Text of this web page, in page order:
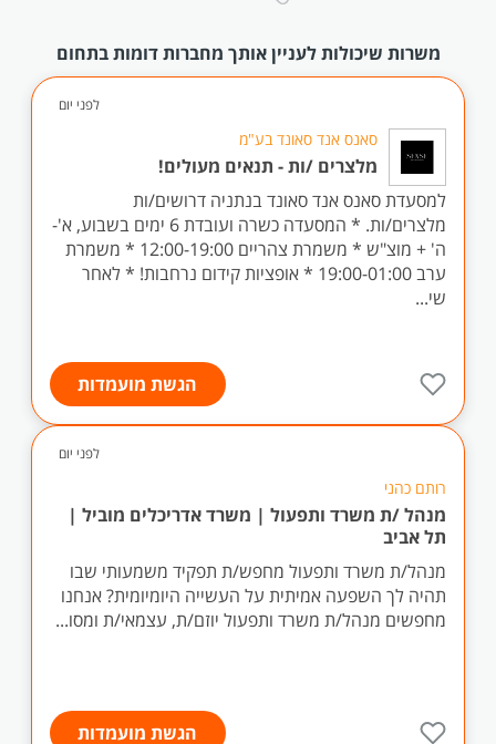
משרות שיכולות לעניין אותך מחברות דומות בתחום
לפני יום
סאנס אנד סאונד בע"מ
מלצרים /ות - תנאים מעולים!
למסעדת סאנס אנד סאונד בנתניה דרושים/ות
מלצרים/ות. * המסעדה כשרה ועובדת 6 ימים בשבוע, א'-
ה' + מוצ"ש * משמרת צהריים 12:00-19:00 * משמרת
ערב 19:00-01:00 * אופציות קידום נרחבות! * לאחר
שי...
הגשת מועמדות
לפני יום
רותם כהני
מנהל /ת משרד ותפעול | משרד אדריכלים מוביל |
תל אביב
מנהל/ת משרד ותפעול מחפש/ת תפקיד משמעותי שבו
תהיה לך השפעה אמיתית על העשייה היומיומית? אנחנו
מחפשים מנהל/ת משרד ותפעול יוזם/ת, עצמאי/ת ומסו...
הגשת מועמדות